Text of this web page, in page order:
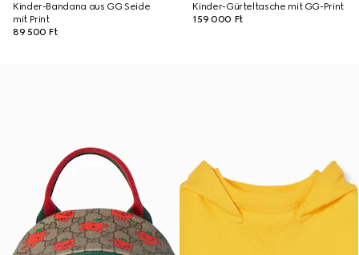
Kinder-Bandana aus GG Seide
mit Print
89 500 Ft
Kinder-Gürteltasche mit GG-Print
159 000 Ft